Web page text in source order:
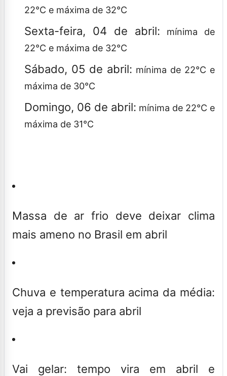
22°C e máxima de 32°C
Sexta-feira, 04 de abril: mínima de
22°C e máxima de 32°C
Sábado, 05 de abril: mínima de 22°C e
máxima de 30°C
Domingo, 06 de abril: mínima de 22°C e
máxima de 31°C
Massa de ar frio deve deixar clima
mais ameno no Brasil em abril
Chuva e temperatura acima da média:
veja a previsão para abril
Vai gelar: tempo vira em abril e